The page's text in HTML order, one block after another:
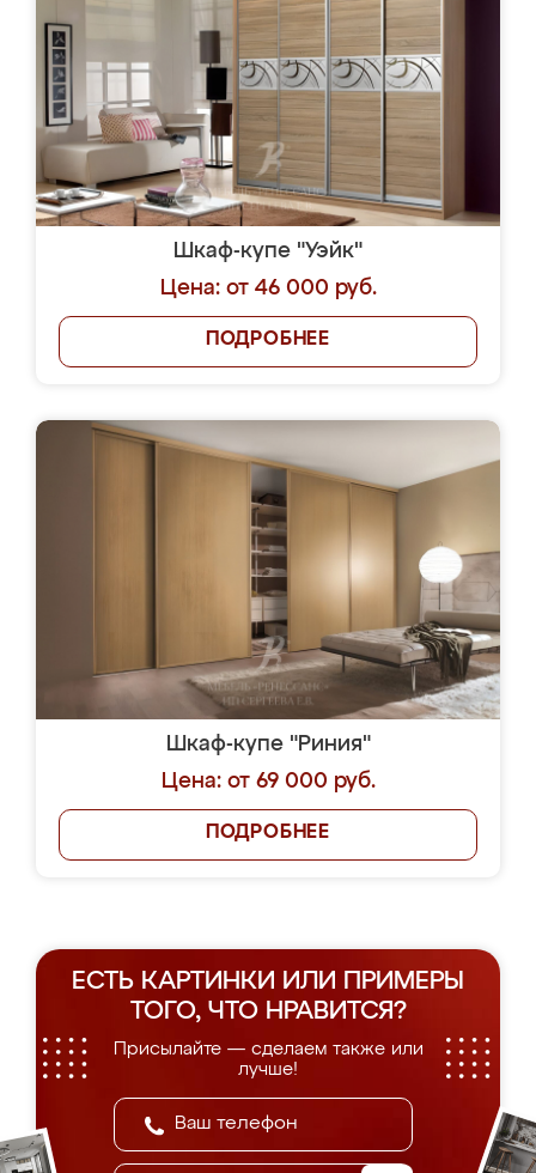
Шкаф-купе "Уэйк"
Цена: от 46 000 руб.
ПОДРОБНЕЕ
Шкаф-купе "Риния"
Цена: от 69 000 руб.
ПОДРОБНЕЕ
ЕСТЬ КАРТИНКИ ИЛИ ПРИМЕРЫ
ТОГО, ЧТО НРАВИТСЯ?
Присылайте — сделаем также или
лучше!